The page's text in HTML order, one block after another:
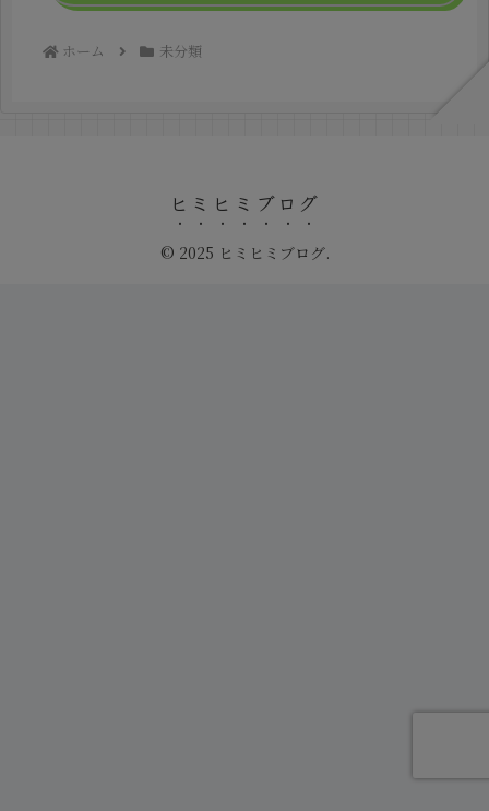
ホーム 未分類
ヒミヒミブログ
© 2025 ヒミヒミブログ.